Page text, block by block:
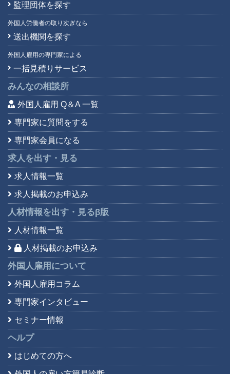
監理団体を探す
外国人労働者の取り次ぎなら
送出機関を探す
外国人雇用の専門家による
一括見積りサービス
みんなの相談所
外国人雇用 Q＆A 一覧
専門家に質問をする
専門家会員になる
求人を出す・見る
求人情報一覧
求人掲載のお申込み
人材情報を出す・見るβ版
人材情報一覧
人材掲載のお申込み
外国人雇用について
外国人雇用コラム
専門家インタビュー
セミナー情報
ヘルプ
はじめての方へ